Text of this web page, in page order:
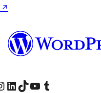
↗
Mastodoncie
ThreadsaFacebooka
nasze konto na Instagramie
Odwiedź nasze konto na LinkedIn
Odwiedź naszego TikToka
Odwiedź nasz kanał YouTube
Odwiedź naszego Tumblra